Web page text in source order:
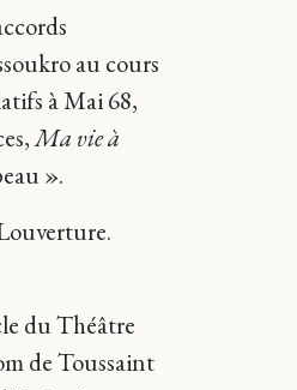
au cours
à Mai 68,
Ma vie à
».
du Théâtre
de Toussaint